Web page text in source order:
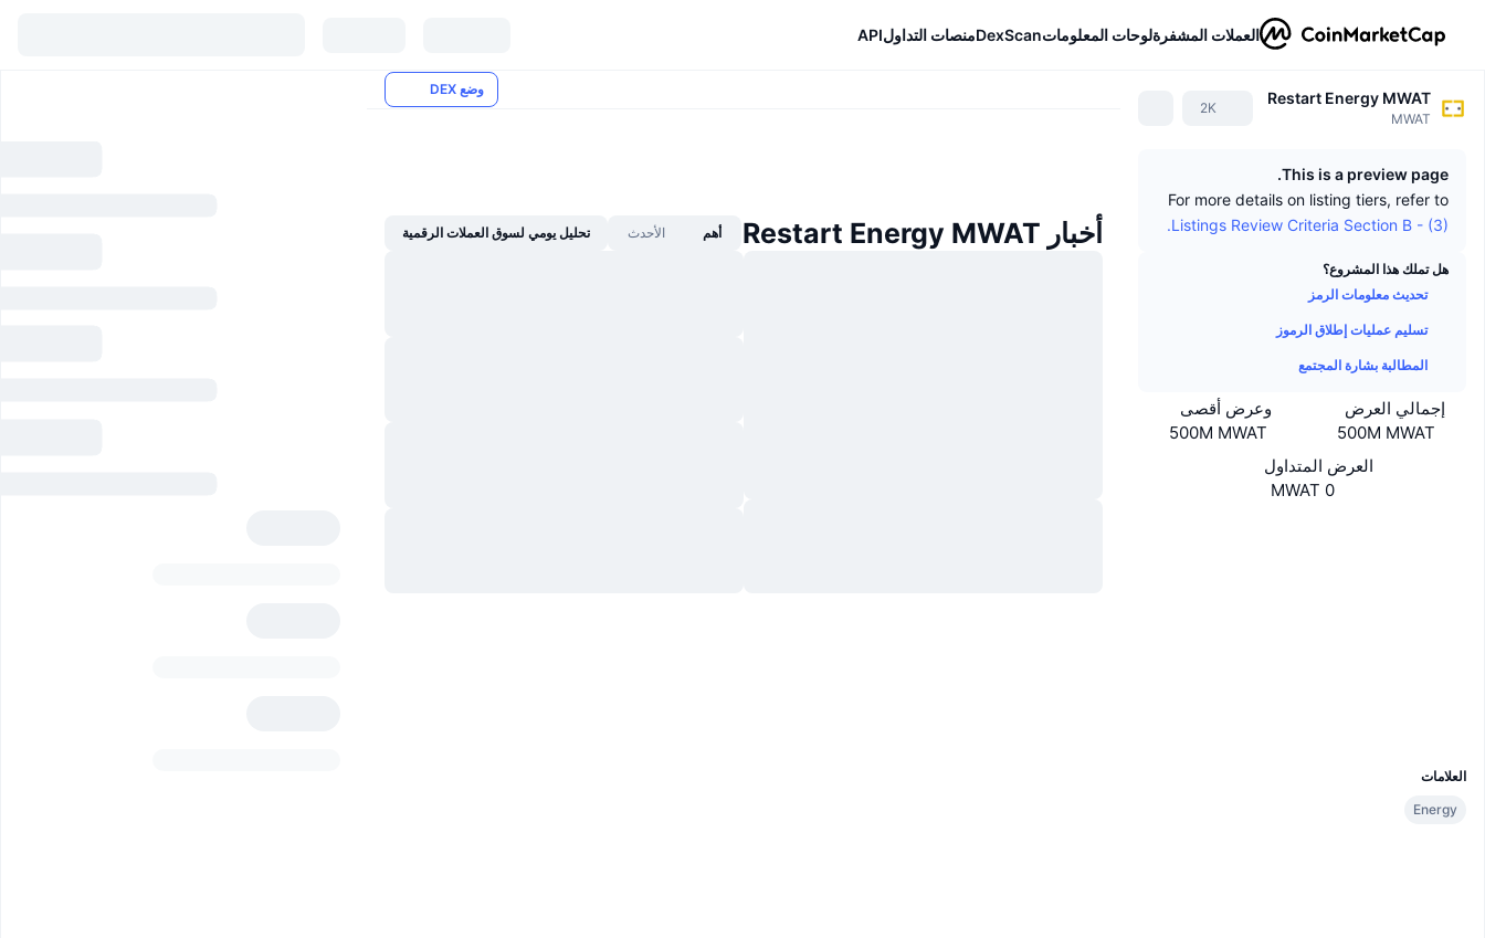
العملات المشفرةلوحات المعلوماتDexScanمنصات التداولAPI
Restart Energy MWAT
MWAT
2K
This is a preview page.
For more details on listing tiers, refer to
Listings Review Criteria Section B - (3).
هل تملك هذا المشروع؟
تحديث معلومات الرمز
تسليم عمليات إطلاق الرموز
المطالبة بشارة المجتمع
إجمالي العرض
500M MWAT
وعرض أقصى
500M MWAT
العرض المتداول
0 MWAT
العلامات
Energy
وضع DEX
أخبار Restart Energy MWAT أهم الأحدث تحليل يومي لسوق العملات الرقمية